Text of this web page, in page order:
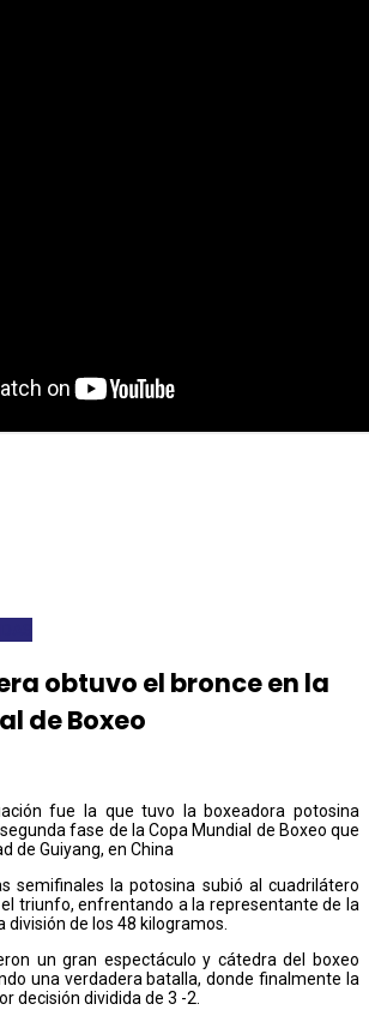
obtuvo el bronce en la
de Boxeo
fue la que tuvo la boxeadora potosina
fase de la Copa Mundial de Boxeo que
de Guiyang, en China
semifinales la potosina subió al cuadrilátero
triunfo, enfrentando a la representante de la
división de los 48 kilogramos.
un gran espectáculo y cátedra del boxeo
una verdadera batalla, donde finalmente la
decisión dividida de 3 -2.